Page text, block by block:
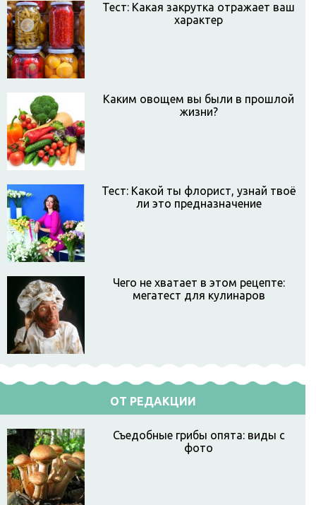
Тест: Какая закрутка отражает ваш
характер
Каким овощем вы были в прошлой
жизни?
Тест: Какой ты флорист, узнай твоё
ли это предназначение
Чего не хватает в этом рецепте:
мегатест для кулинаров
ОТ РЕДАКЦИИ
Съедобные грибы опята: виды с
фото